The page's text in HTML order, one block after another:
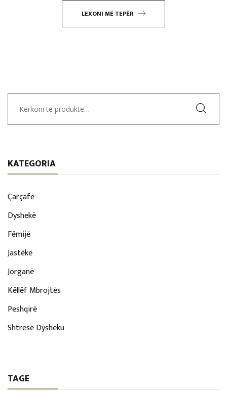
LEXONI MË TEPËR
për:
KATEGORIA
Çarçafë
Dyshekë
Fëmijë
Jastëkë
Jorganë
Këllëf Mbrojtës
Peshqirë
Shtresë Dysheku
TAGE